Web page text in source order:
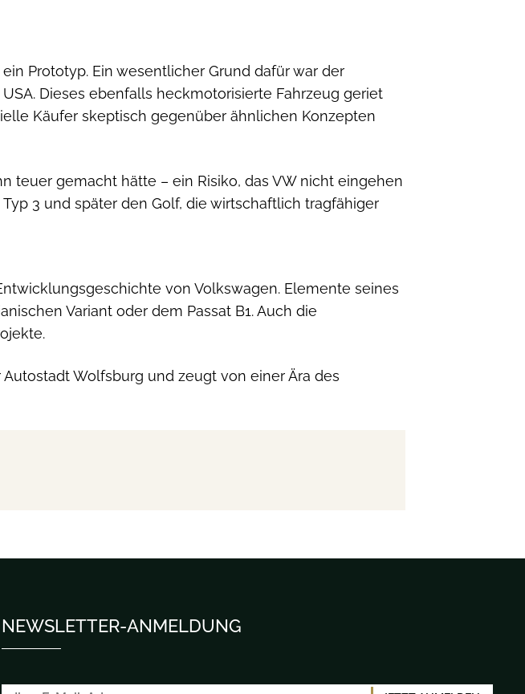
Prototyp. Ein wesentlicher Grund dafür war der
Dieses ebenfalls heckmotorisierte Fahrzeug geriet
Käufer skeptisch gegenüber ähnlichen Konzepten
teuer gemacht hätte – ein Risiko, das VW nicht eingehen
3 und später den Golf, die wirtschaftlich tragfähiger
von Volkswagen. Elemente seines
Variant oder dem Passat B1. Auch die
Wolfsburg und zeugt von einer Ära des
NEWSLETTER-ANMELDUNG